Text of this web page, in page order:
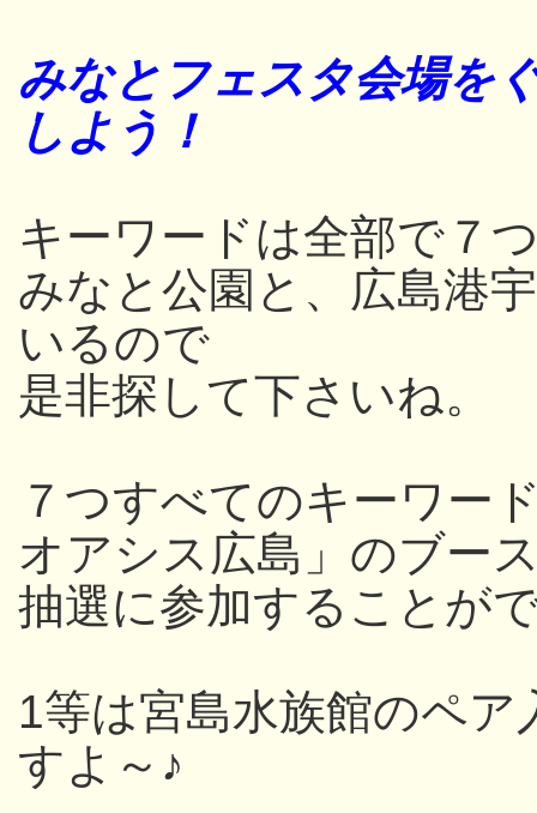
みなとフェスタ会場を
しよう！
キーワードは全部
みなと公園と、広島港
いるので
是非探して下さいね。
７つすべてのキーワー
オアシス広島」のブー
抽選に参加することが
1等は宮島水族館のペ
すよ～♪